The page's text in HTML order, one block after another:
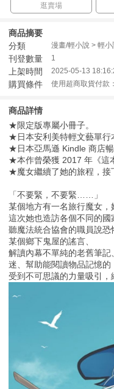
逛賣場
商品摘要
分類
漫畫/輕小說 > 輕
刊登數量 1
上架時間 2025-05-13
購買條件 使用超商取貨付款
商品詳情
★限定版專屬小冊子。
★日本安利美特輕文藝單行
★日本亞馬遜 Kindle 商店
★本作曾榮獲 2017 年《這
★魔女繼續了她的旅程，接
「不要緊，不要緊……」
某個地方有一名旅行魔女，
這次她也造訪各個不同的國
聽魔法統合協會的職員說
某個鄉下鬼屋的謠言、
解讀內幕不單純的老舊筆
迷、幫助能閱讀物品記憶
受到不可思議的力量吸引，